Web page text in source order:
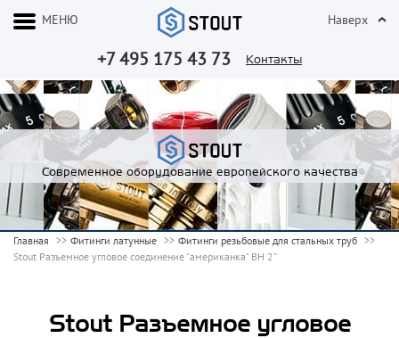
+7 495 175 43 73 Контакты
МЕНЮ Наверх
Современное оборудование европейского качества
Главная Фитинги латунные
Фитинги резьбовые для стальных труб
Stout Разъемное угловое соединение "американка" ВН 2"
Stout Разъемное угловое